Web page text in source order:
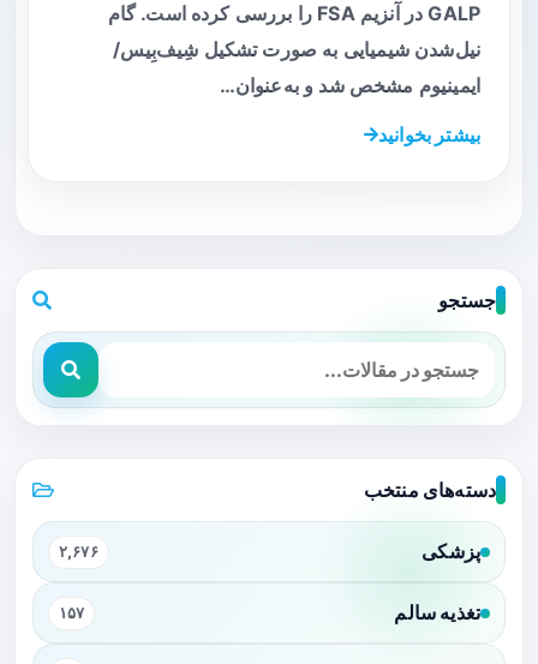
GALP در آنزیم FSA را بررسی کرده است. گام
نیل‌شدن شیمیایی به صورت تشکیل شِیف‌بِیس/
ایمینیوم مشخص شد و به‌عنوان…
بیشتر بخوانید
جستجو
دسته‌های منتخب
پزشکی ۲,۶۷۶
تغذیه سالم ۱۵۷